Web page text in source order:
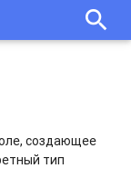
search
создающее
тип